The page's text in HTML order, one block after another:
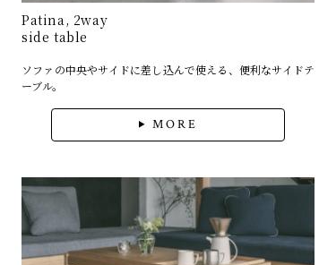
Patina, 2way
side table
ソファの中央やサイドに差し込んで使える、便利なサイドテ
ーブル。
MORE